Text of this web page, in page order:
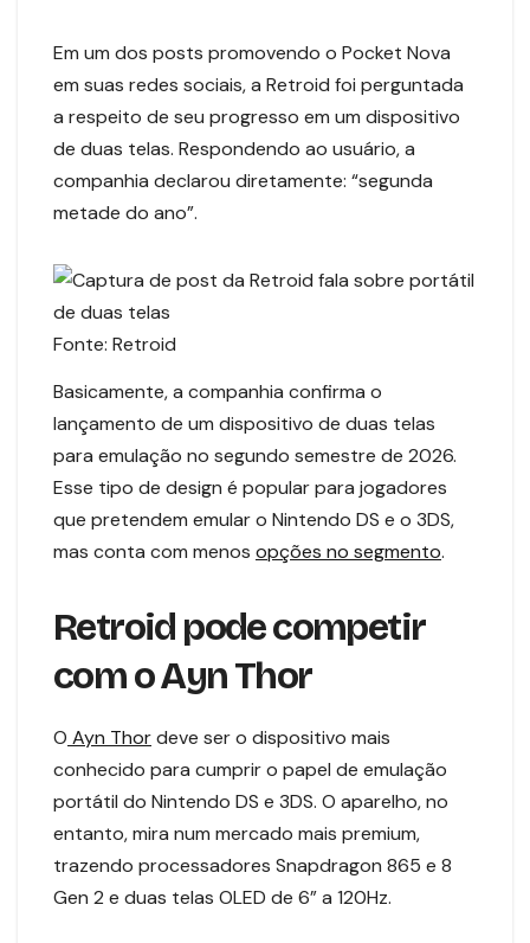
Em um dos posts promovendo o Pocket Nova
em suas redes sociais, a Retroid foi perguntada
a respeito de seu progresso em um dispositivo
de duas telas. Respondendo ao usuário, a
companhia declarou diretamente: “segunda
metade do ano”.
Fonte: Retroid
Basicamente, a companhia confirma o
lançamento de um dispositivo de duas telas
para emulação no segundo semestre de 2026.
Esse tipo de design é popular para jogadores
que pretendem emular o Nintendo DS e o 3DS,
mas conta com menos opções no segmento.
Retroid pode competir
com o Ayn Thor
O Ayn Thordeve ser o dispositivo mais
conhecido para cumprir o papel de emulação
portátil do Nintendo DS e 3DS. O aparelho, no
entanto, mira num mercado mais premium,
trazendo processadores Snapdragon 865 e 8
Gen 2 e duas telas OLED de 6” a 120Hz.